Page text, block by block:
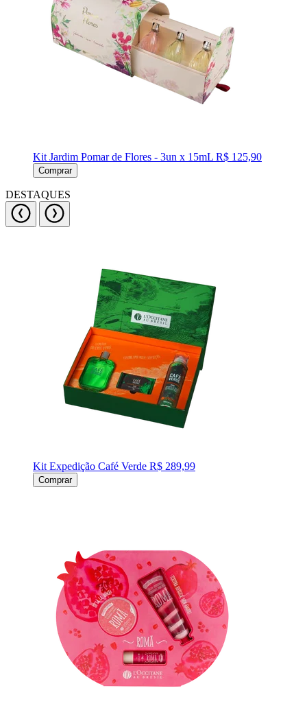
Kit Jardim Pomar de Flores - 3un x 15mL R$ 125,90
Comprar
DESTAQUES
Kit Expedição Café Verde R$ 289,99
Comprar